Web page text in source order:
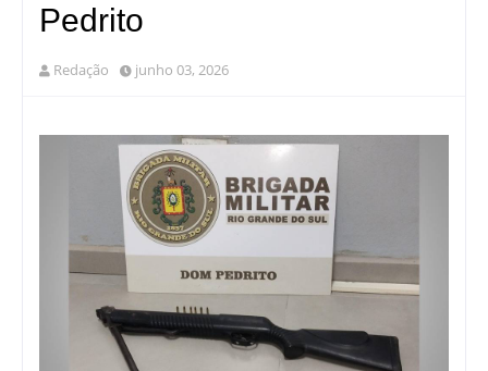
Pedrito
Redação junho 03, 2026